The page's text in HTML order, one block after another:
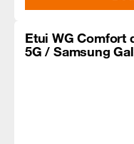
Etui WG Comfort
5G / Samsung